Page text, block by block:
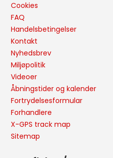
Cookies
FAQ
Handelsbetingelser
Kontakt
Nyhedsbrev
Miljøpolitik
Videoer
Åbningstider og kalender
Fortrydelsesformular
Forhandlere
X-GPS track map
Sitemap